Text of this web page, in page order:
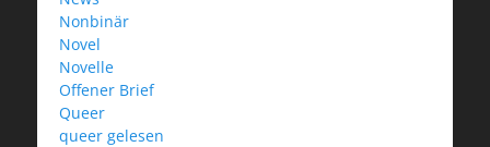
Nonbinär
Novel
Novelle
Offener Brief
Queer
queer gelesen